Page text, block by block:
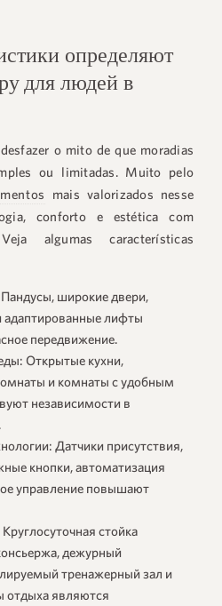
определяют
для людей в
o mito de que moradias
ou limitadas. Muito pelo
mais valorizados nesse
conforto e estética com
algumas características
Пандусы, широкие двери,
лифты
передвижение.
Открытые кухни,
и комнаты с удобным
независимости в
Датчики присутствия,
кнопки, автоматизация
управление повышают
Круглосуточная стойка
дежурный
тренажерный зал и
отдыха являются